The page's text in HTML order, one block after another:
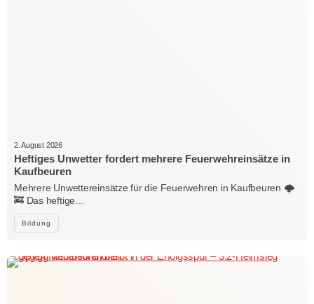
Bildung
2. August 2026
Heftiges Unwetter fordert mehrere Feuerwehreinsätze in
Kaufbeuren
Mehrere Unwettereinsätze für die Feuerwehren in Kaufbeuren 🌩️
🚒 Das heftige…